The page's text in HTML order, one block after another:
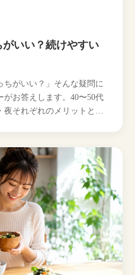
いい？続けやすい
ちがいい？」そんな疑問に
お答えします。40〜50代
それぞれのメリットと、